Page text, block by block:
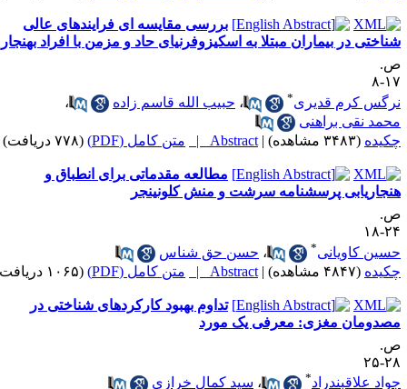
بررسی مقایسه ای فرایندهای عالی
در بیماران مبتلا به اسکیزوفرنیای حاد و مزمن با افراد بهنجار
۸
کرم قدیری
،حبیب الله قاسم زاده
،
نقی براهنی
(۳۴۸۳ مشاهده) |
Abstract | متن کامل (PDF) (۷۷۸ دریافت)
مطالعه مقدماتی برای انطباق و
پرسشنامه سرشت و منش کلونینجر
۱۸
کاویانی
،حسن حق شناس
(۴۸۴۷ مشاهده) |
Abstract | متن کامل (PDF) (۱۰۶۵ دریافت)
تداوم بهبود کارکردهای شناختی در
مغزی: معرفی یک مورد
۲۵
علاقبندراد * ،سید کمال خرازی